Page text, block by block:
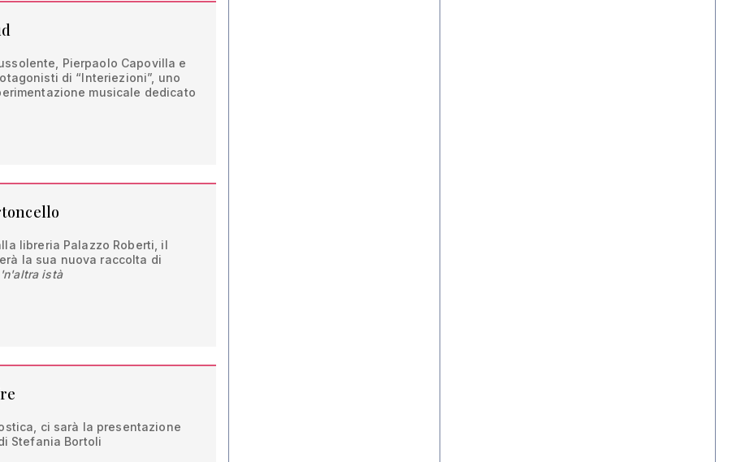
Pierpaolo Capovilla e
di “Interiezioni”, uno
musicale dedicato
libreria Palazzo Roberti, il
la sua nuova raccolta di
istà
ci sarà la presentazione
Stefania Bortoli